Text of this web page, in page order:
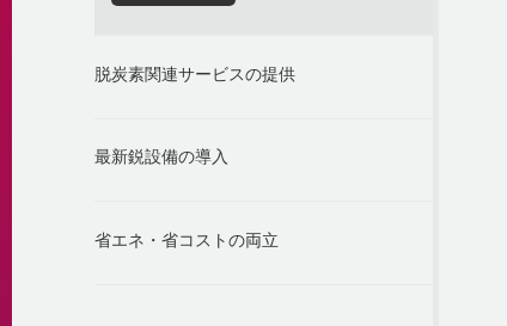
脱炭素関連サービスの提供
最新鋭設備の導入
省エネ・省コストの両立